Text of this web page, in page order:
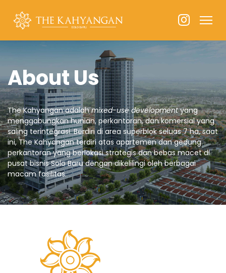
About Us
The Kahyangan adalahmixed-use developmentyang
menggabungkan hunian, perkantoran, dan komersial yang
saling terintegrasi. Berdiri di area superblok seluas 7 ha, saat
ini, The Kahyangan terdiri atasapartemen dan gedung
perkantoran yangberlokasi strategis dan bebas macet di
pusat bisnis Solo Baru dengan dikelilingi oleh berbagai
macam fasilitas.